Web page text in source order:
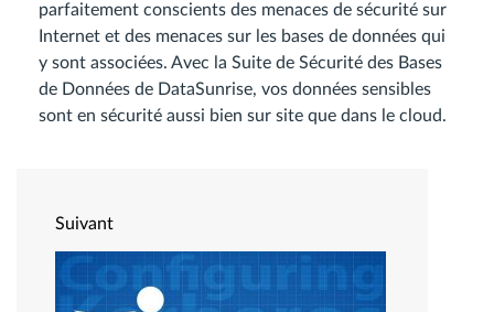
parfaitement conscients des menaces de sécurité sur
Internet et des menaces sur les bases de données qui
y sont associées. Avec la Suite de Sécurité des Bases
de Données de DataSunrise, vos données sensibles
sont en sécurité aussi bien sur site que dans le cloud.
Suivant